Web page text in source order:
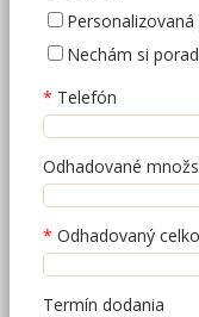
Nechám si
Telefón
Odhadované
Odhadovaný
Termín dodania